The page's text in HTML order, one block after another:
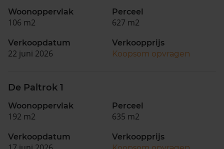
Woonoppervlak
106 m2
Perceel
627 m2
Verkoopdatum
22 juni 2026
Verkoopprijs
Koopsom opvragen
De Paltrok 1
Woonoppervlak
192 m2
Perceel
635 m2
Verkoopdatum
Verkoopprijs